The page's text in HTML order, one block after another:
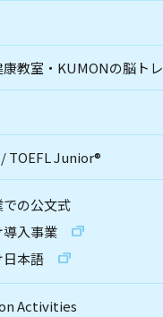
教室・KUMONの脳トレ
/TOEFL Junior®
の公文式
入事業
本語
Activities